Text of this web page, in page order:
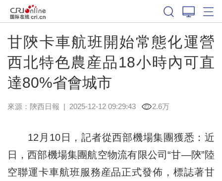
甘陝卡車航班開始常態化運營
西北特色農産品18小時內可直
達80%省會城市
來源： 陝西日報 | 2025-12-12 09:29:43 2.6万
12月10日，記者從西部機場集團獲悉：近
日，西部機場集團航空物流有限公司“甘—陝”陸
空聯運卡車航班服務産品正式發佈，標誌著甘